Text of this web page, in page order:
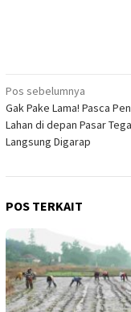
Navigasi
pos
Pos sebelumnya
Gak Pake Lama! Pasca
Lahan di depan Pasar
Langsung Digarap
POS TERKAIT